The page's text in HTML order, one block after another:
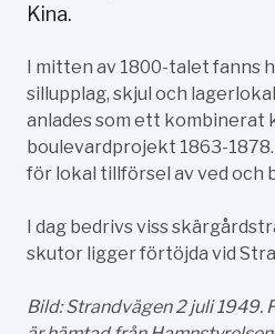
Kina.
I mitten av 1800-talet fanns
sillupplag, skjul och
anlades som ett kombinerat
boulevardprojekt 1863-
för lokal tillförsel av ved och
I dag bedrivs viss
skutor ligger förtöjda vid
Bild: Strandvägen 2 juli 1949.